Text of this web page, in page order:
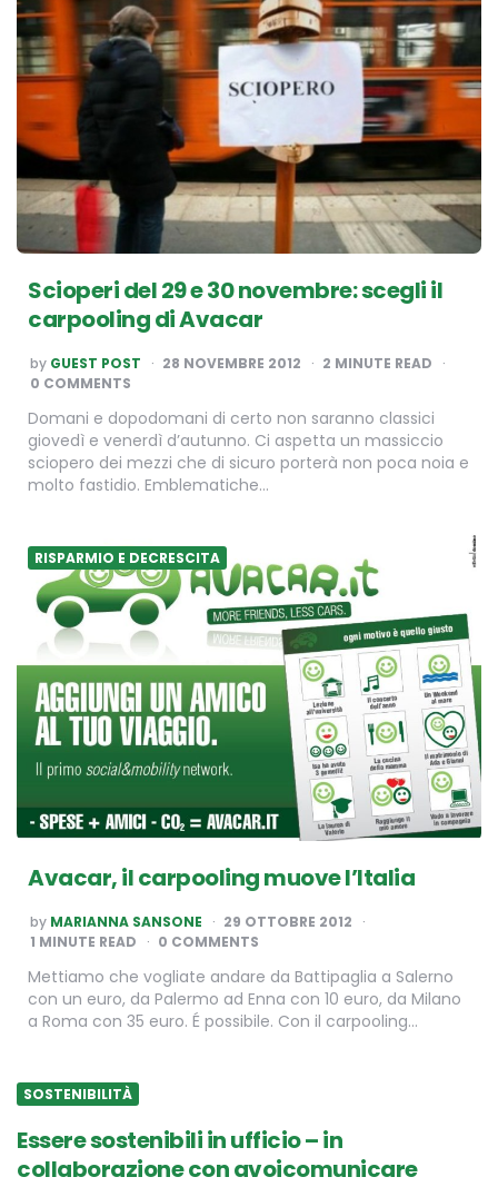
Scioperi del 29 e 30 novembre: scegli il
carpooling di Avacar
POSTED
BY
by GUEST POST 28 NOVEMBRE 2012 2 MINUTE READ
0 COMMENTS
Domani e dopodomani di certo non saranno classici
giovedì e venerdì d’autunno. Ci aspetta un massiccio
sciopero dei mezzi che di sicuro porterà non poca noia e
molto fastidio. Emblematiche…
RISPARMIO E DECRESCITA
Avacar, il carpooling muove l’Italia
POSTED
BY
by MARIANNA SANSONE
29 OTTOBRE 2012
1 MINUTE READ 0 COMMENTS
Mettiamo che vogliate andare da Battipaglia a Salerno
con un euro, da Palermo ad Enna con 10 euro, da Milano
a Roma con 35 euro. É possibile. Con il carpooling…
SOSTENIBILITÀ
Essere sostenibili in ufficio – in
collaborazione con avoicomunicare